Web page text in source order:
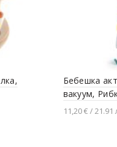
Бебешка
вакуум,
11,20 € / 21.91